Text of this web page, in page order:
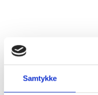
Samtykke